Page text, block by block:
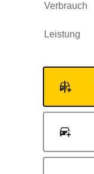
Verbrauch
Leistung